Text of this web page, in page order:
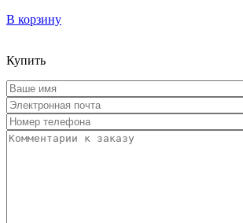
В корзину
Купить